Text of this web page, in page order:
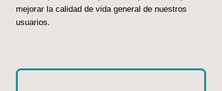
mejorar la calidad de vida general de nuestros
usuarios.